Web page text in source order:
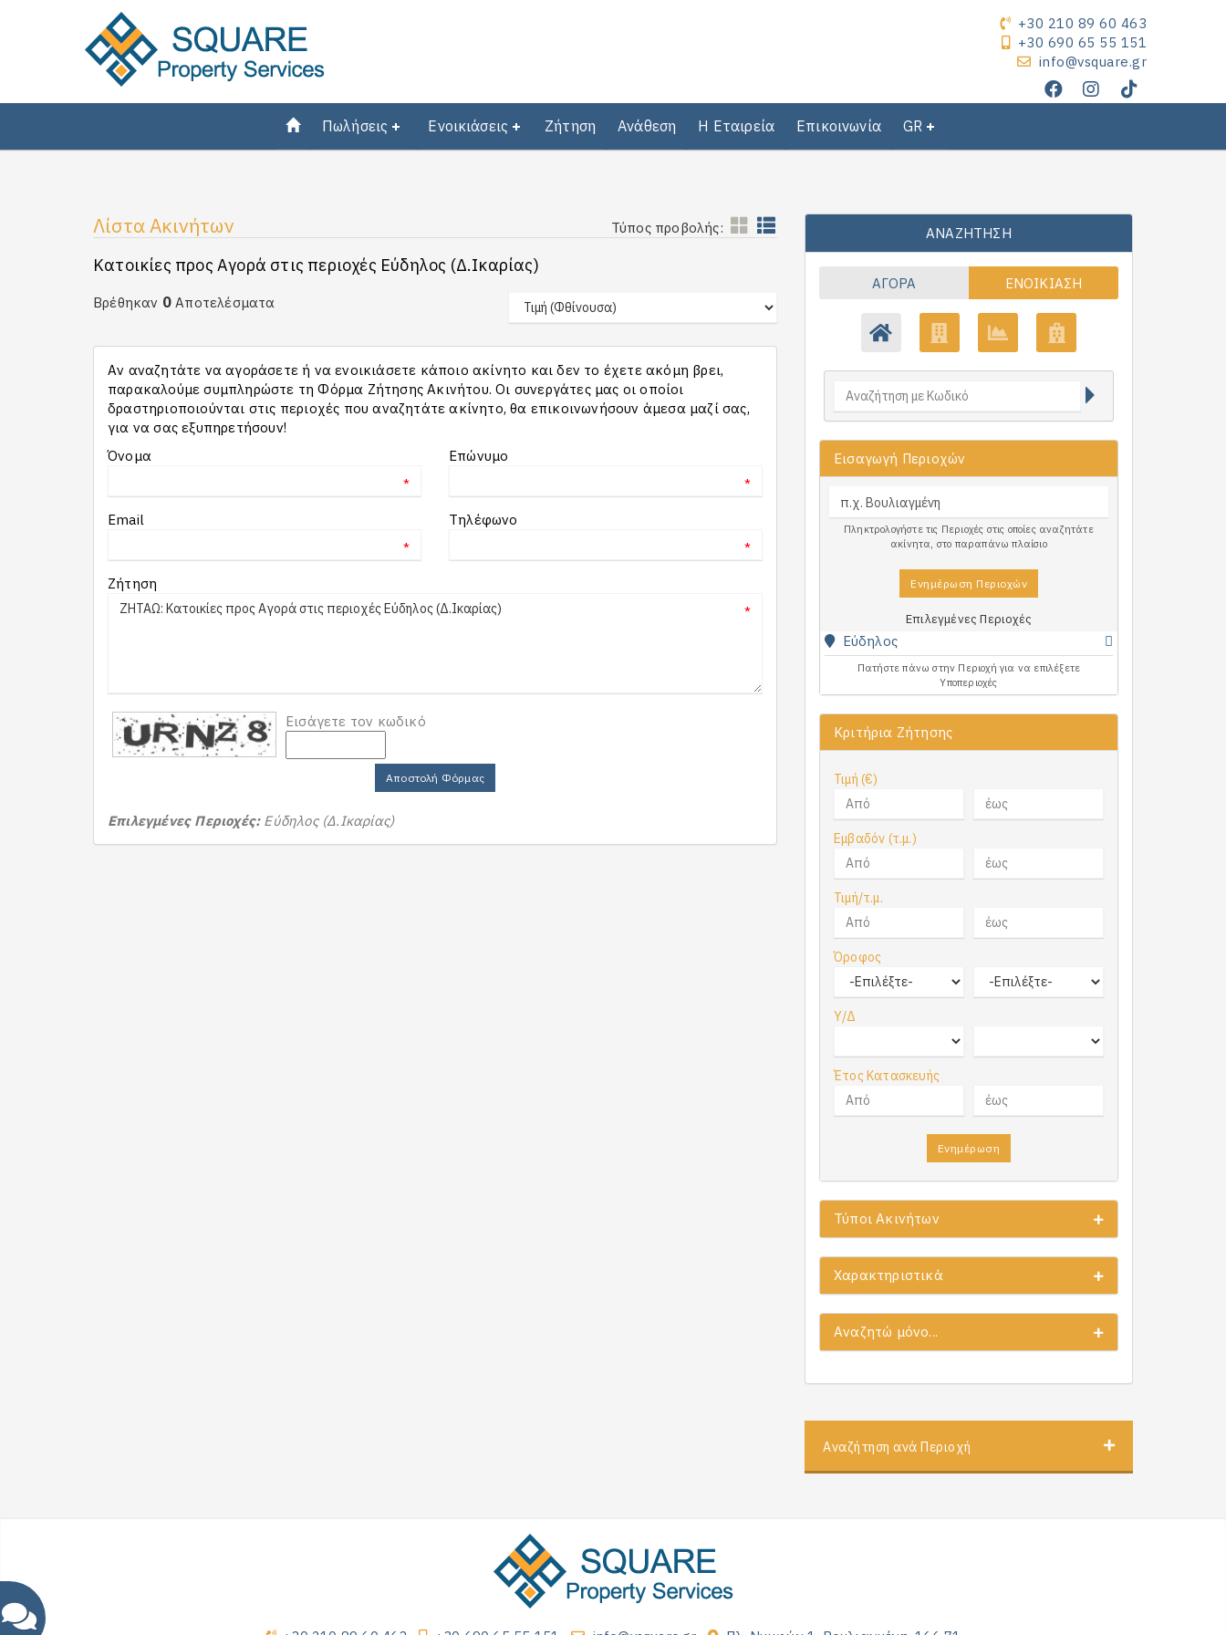
+30 210 89 60 463
+30 690 65 55 151
info@vsquare.gr
Πωλήσεις Ενοικιάσεις Ζήτηση Ανάθεση Η Εταιρεία Επικοινωνία GR
Λίστα Ακινήτων Τύπος προβολής:
Κατοικίες προς Αγορά στις περιοχές Εύδηλος (Δ.Ικαρίας)
Βρέθηκαν 0 Αποτελέσματα
Αν αναζητάτε να αγοράσετε ή να ενοικιάσετε κάποιο ακίνητο και δεν το έχετε ακόμη βρει,
παρακαλούμε συμπληρώστε τη Φόρμα Ζήτησης Ακινήτου. Οι συνεργάτες μας οι οποίοι
δραστηριοποιούνται στις περιοχές που αναζητάτε ακίνητο, θα επικοινωνήσουν άμεσα μαζί σας,
για να σας εξυπηρετήσουν!
Όνομα
*
Email
*
Επώνυμο
*
Τηλέφωνο
*
Ζήτηση
*
Εισάγετε τον κωδικό
Αποστολή Φόρμας
Επιλεγμένες Περιοχές: Εύδηλος (Δ.Ικαρίας)
ΑΝΑΖΉΤΗΣΗ
ΑΓΟΡΆ ΕΝΟΙΚΊΑΣΗ
Εισαγωγή Περιοχών
Πληκτρολογήστε τις Περιοχές στις οποίες αναζητάτε
ακίνητα, στο παραπάνω πλαίσιο
Ενημέρωση Περιοχών
Επιλεγμένες Περιοχές
Εύδηλος
Πατήστε πάνω στην Περιοχή για να επιλέξετε
Υποπεριοχές
Κριτήρια Ζήτησης
Τιμή (€)
Εμβαδόν (τ.μ.)
Τιμή/τ.μ.
Όροφος
Υ/Δ
Έτος Κατασκευής
Ενημέρωση
Τύποι Ακινήτων
Χαρακτηριστικά
Αναζητώ μόνο...
Αναζήτηση ανά Περιοχή